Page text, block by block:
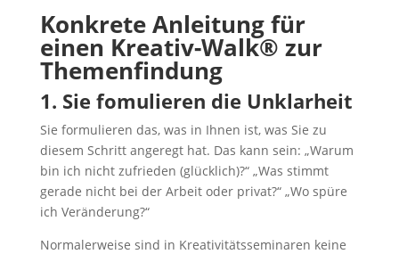
Konkrete Anleitung für
einen Kreativ-Walk® zur
Themenfindung
1. Sie fomulieren die Unklarheit
Sie formulieren das, was in Ihnen ist, was Sie zu
diesem Schritt angeregt hat. Das kann sein: „Warum
bin ich nicht zufrieden (glücklich)?“ „Was stimmt
gerade nicht bei der Arbeit oder privat?“ „Wo spüre
ich Veränderung?“
Normalerweise sind in Kreativitätsseminaren keine